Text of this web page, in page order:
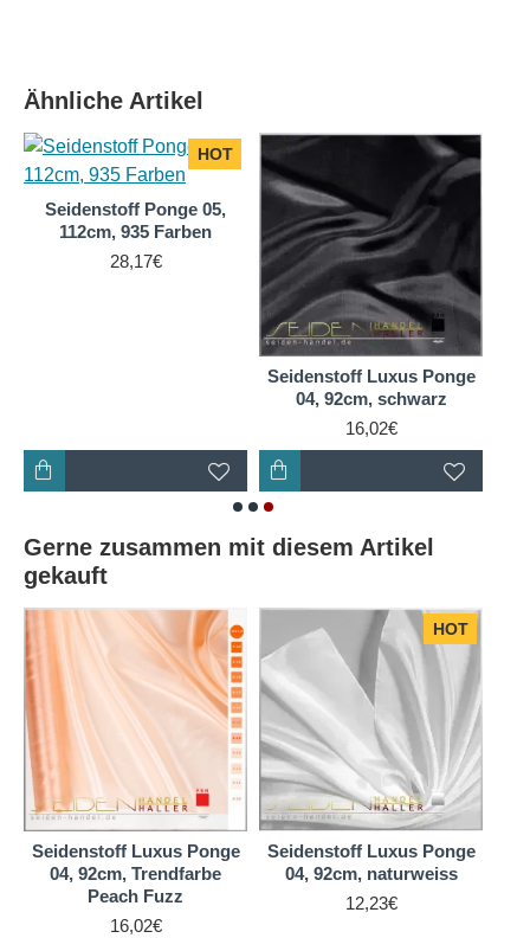
Ähnliche Artikel
HOT
Seidenstoff Ponge 05,
112cm, 935 Farben
28,17€
Seidenstoff Luxus Ponge
04, 92cm, schwarz
16,02€
Gerne zusammen mit diesem Artikel
gekauft
Seidenstoff Luxus Ponge
04, 92cm, Trendfarbe
Peach Fuzz
16,02€
HOT
Seidenstoff Luxus Ponge
04, 92cm, naturweiss
12,23€